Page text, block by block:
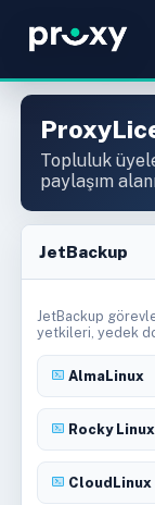
Topluluk
paylaşım
JetBackup
JetBackup
yetkileri, yedek
AlmaLinux
Rocky Linux
CloudLinux